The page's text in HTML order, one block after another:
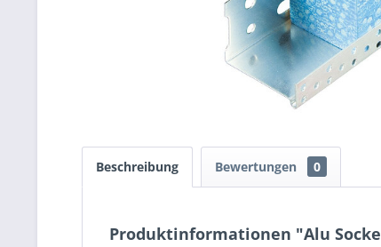
Beschreibung Bewertungen 0
Produktinformationen "Alu